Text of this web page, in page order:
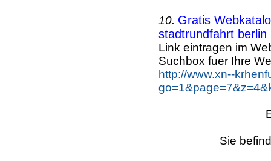
10. Gratis
stadtrundfahrt berlin
Link eintragen im
Suchbox fuer Ihre
http://www.xn--
Sie